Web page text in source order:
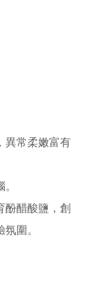
異常柔嫩富有
酚醋酸鹽，創
圍。